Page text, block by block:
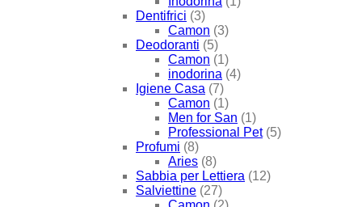
Dentifrici (3)
Camon (3)
Deodoranti (5)
Camon (1)
inodorina (4)
Igiene Casa (7)
Camon (1)
Men for San (1)
Professional Pet (5)
Profumi (8)
Aries (8)
Sabbia per Lettiera (12)
Salviettine (27)